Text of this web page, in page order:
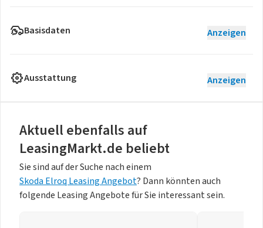
Basisdaten Anzeigen
Ausstattung Anzeigen
Aktuell ebenfalls auf
LeasingMarkt.de beliebt
Sie sind auf der Suche nach einem
Skoda Elroq Leasing Angebot? Dann könnten auch
folgende Leasing Angebote für Sie interessant sein.